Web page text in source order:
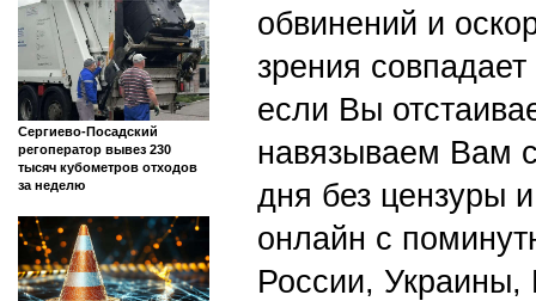
Сергиево-Посадский
регоператор вывез 230
тысяч кубометров отходов
за неделю
обвинений и
зрения
если Вы
навязываем Вам
дня без цензуры
онлайн с
России,